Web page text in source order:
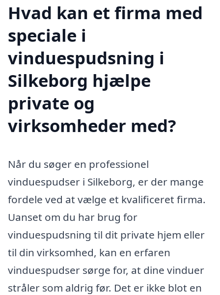
Hvad kan et firma med
speciale i
vinduespudsning i
Silkeborg hjælpe
private og
virksomheder med?
Når du søger en professionel
vinduespudser i Silkeborg, er der mange
fordele ved at vælge et kvalificeret firma.
Uanset om du har brug for
vinduespudsning til dit private hjem eller
til din virksomhed, kan en erfaren
vinduespudser sørge for, at dine vinduer
stråler som aldrig før. Det er ikke blot en